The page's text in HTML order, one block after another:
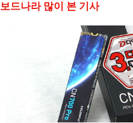
보드나라 많이 본 기사